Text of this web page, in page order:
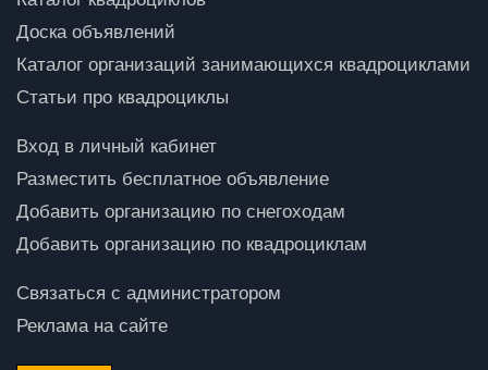
Доска объявлений
Каталог организаций занимающихся квадроциклами
Статьи про квадроциклы
Вход в личный кабинет
Разместить бесплатное объявление
Добавить организацию по снегоходам
Добавить организацию по квадроциклам
Связаться с администратором
Реклама на сайте